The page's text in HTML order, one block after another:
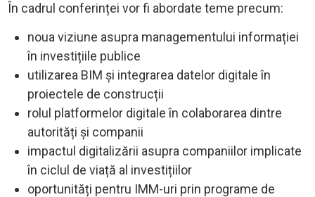
În cadrul conferinței vor fi abordate teme precum:
noua viziune asupra managementului informației
în investițiile publice
utilizarea BIM și integrarea datelor digitale în
proiectele de construcții
rolul platformelor digitale în colaborarea dintre
autorități și companii
impactul digitalizării asupra companiilor implicate
în ciclul de viață al investițiilor
oportunități pentru IMM-uri prin programe de